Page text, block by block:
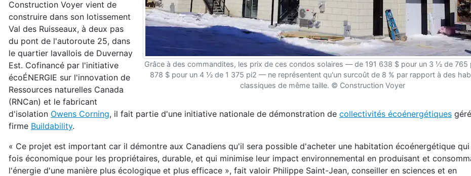
Grâce à des commandites, les prix de ces condos solaires — de 191 638 $ pour un 3 ½ de 765
878 $ pour un 4 ½ de 1 375 pi2 — ne représentent qu'un surcoût de 8 % par rapport à des
classiques de même taille. © Construction Voyer
Construction Voyer vient de
construire dans son lotissement
Val des Ruisseaux, à deux pas
du pont de l'autoroute 25, dans
le quartier lavallois de Duvernay
Est. Cofinancé par l'initiative
écoÉNERGIE sur l'innovation de
Ressources naturelles Canada
(RNCan) et le fabricant
d'isolation Owens Corning, il fait partie d'une initiative nationale de démonstration de collectivités écoénergétiques
firme Buildability.
« Ce projet est important car il démontre aux Canadiens qu'il sera possible d'acheter une habitation écoénergétique
fois économique pour les propriétaires, durable, et qui minimise leur impact environnemental en produisant et
l'énergie d'une manière plus écologique et plus efficace », fait valoir Philippe Saint-Jean, conseiller en sciences et en